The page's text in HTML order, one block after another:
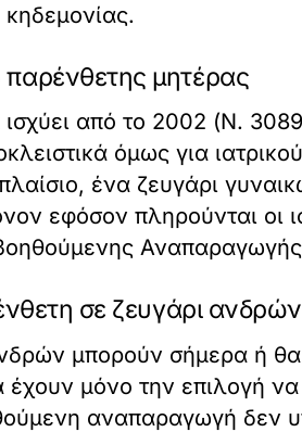
μητέρας
από το 2002 (Ν.
όμως για
ένα ζευγάρι
εφόσον πληρούνται οι
σε ζευγάρι ανδρών
μπορούν σήμερα ή
μόνο την επιλογή
αναπαραγωγή δεν